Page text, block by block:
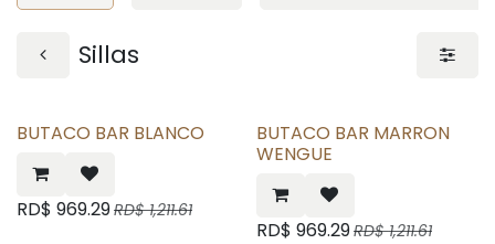
Sillas
BUTACO BAR BLANCO
RD$ 969.29RD$1,211.61
BUTACO BAR MARRON
WENGUE
RD$ 969.29RD$1,211.61